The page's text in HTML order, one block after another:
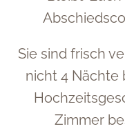
Sie sind frisch
nicht 4 Nächte
Zimmer